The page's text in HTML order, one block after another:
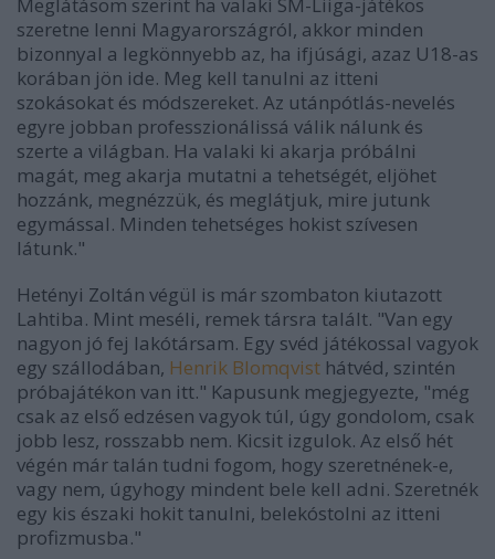
Meglátásom szerint ha valaki SM-Liiga-játékos
szeretne lenni Magyarországról, akkor minden
bizonnyal a legkönnyebb az, ha ifjúsági, azaz U18-as
korában jön ide. Meg kell tanulni az itteni
szokásokat és módszereket. Az utánpótlás-nevelés
egyre jobban professzionálissá válik nálunk és
szerte a világban. Ha valaki ki akarja próbálni
magát, meg akarja mutatni a tehetségét, eljöhet
hozzánk, megnézzük, és meglátjuk, mire jutunk
egymással. Minden tehetséges hokist szívesen
látunk."
Hetényi Zoltán végül is már szombaton kiutazott
Lahtiba. Mint meséli, remek társra talált. "Van egy
nagyon jó fej lakótársam. Egy svéd játékossal vagyok
egy szállodában, Henrik Blomqvist hátvéd, szintén
próbajátékon van itt." Kapusunk megjegyezte, "még
csak az első edzésen vagyok túl, úgy gondolom, csak
jobb lesz, rosszabb nem. Kicsit izgulok. Az első hét
végén már talán tudni fogom, hogy szeretnének-e,
vagy nem, úgyhogy mindent bele kell adni. Szeretnék
egy kis északi hokit tanulni, belekóstolni az itteni
profizmusba."